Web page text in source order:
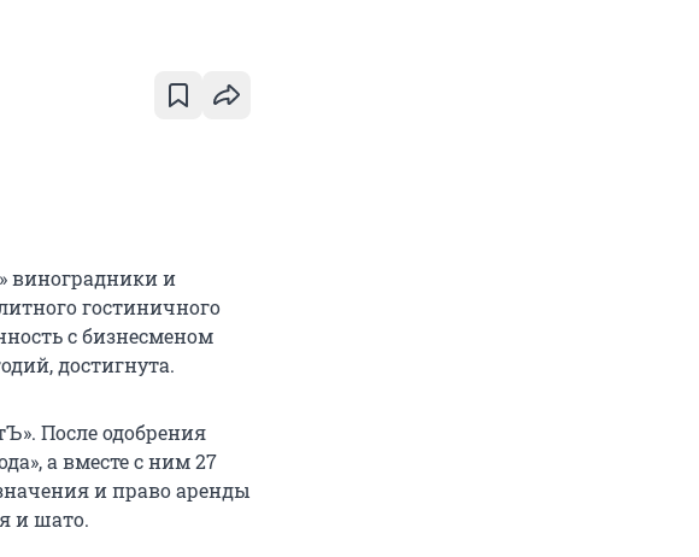
виноградники и
гостиничного
с бизнесменом
достигнута.
После одобрения
а вместе с ним 27
и право аренды
и шато.